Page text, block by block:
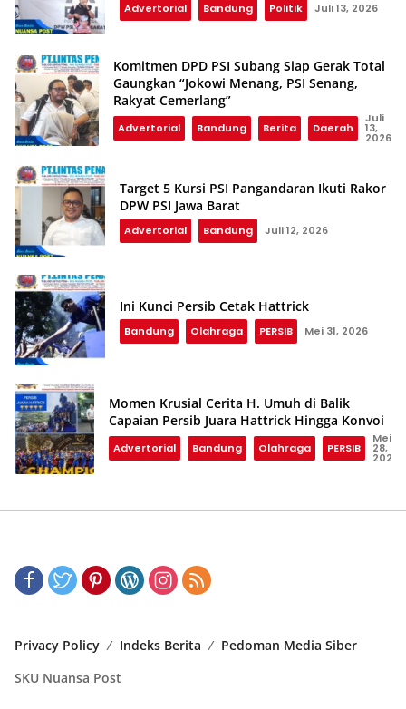
Advertorial Bandung Politik Juli 13, 2026
Komitmen DPD PSI Subang Siap Gerak Total
Gaungkan “Jokowi Menang, PSI Senang,
Rakyat Cemerlang”
Advertorial Bandung Berita Daerah
Juli
13,
2026
Target 5 Kursi PSI Pangandaran Ikuti Rakor
DPW PSI Jawa Barat
Advertorial Bandung Juli 12, 2026
Ini Kunci Persib Cetak Hattrick
Bandung Olahraga PERSIB Mei 31, 2026
Momen Krusial Cerita H. Umuh di Balik
Capaian Persib Juara Hattrick Hingga Konvoi
Advertorial Bandung Olahraga PERSIB
Mei
28,
2026
Privacy Policy Indeks Berita
Pedoman Media Siber
SKU Nuansa Post